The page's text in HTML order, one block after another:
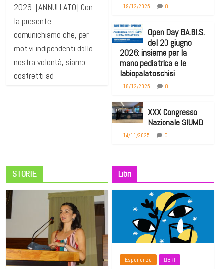
2026: [ANNULLATO] Con
la presente
comunichiamo che, per
motivi indipendenti dalla
nostra volontà, siamo
costretti ad
19/12/2025 0
Open Day BA.BI.S.
del 20 giugno
2026: insieme per la
mano pediatrica e le
labiopalatoschisi
18/12/2025 0
XXX Congresso
Nazionale SIUMB
14/11/2025 0
STORIE Libri
Esperienze LIBRI